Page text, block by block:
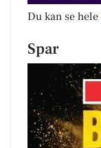
Du kan se hele
Spar